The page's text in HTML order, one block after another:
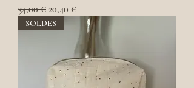
Prix original
34,00 € Prix promotionnel
20,40 €
SOLDES